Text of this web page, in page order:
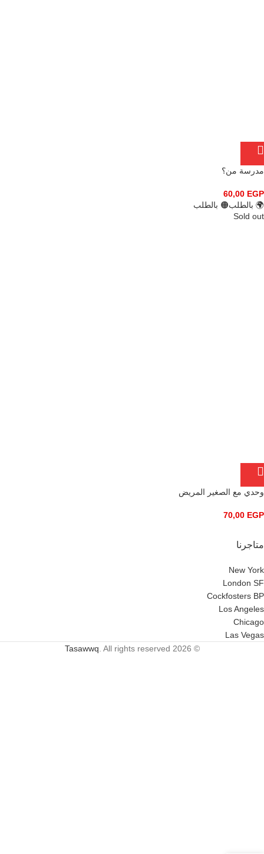
مدرسة من؟
60,00 EGP
🌍 بالطلب🟠 بالطلب
Sold out
وحدي مع الصغير المريض
70,00 EGP
متاجرنا
New York
London SF
Cockfosters BP
Los Angeles
Chicago
Las Vegas
© 2026
Tasawwq. All rights reserved